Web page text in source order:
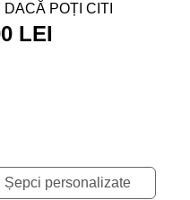
DACĂ POȚI CITI
LEI
Șepci personalizate